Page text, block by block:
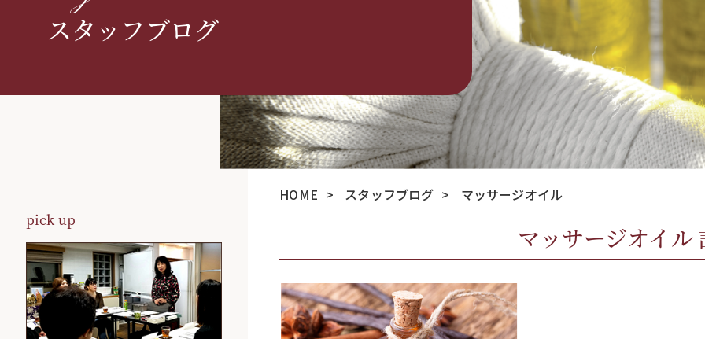
スタッフブログ
HOME > スタッフブログ > マッサージオイル
マッサージオイル
pick up